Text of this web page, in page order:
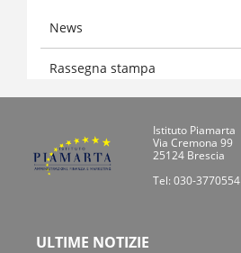
News
Rassegna stampa
Istituto Piamarta
Via Cremona 99
25124 Brescia
Tel: 030-3770554
ULTIME NOTIZIE